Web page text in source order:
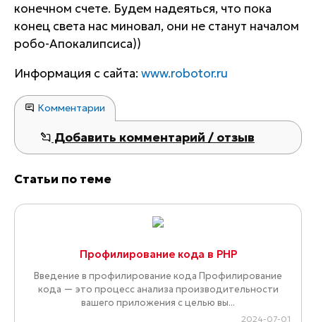
конечном счете. Будем надеяться, что пока
конец света нас миновал, они не станут началом
робо-Апокалипсиса))
Информация с сайта: www.robotor.ru
Комментарии
Добавить комментарий / отзыв
Статьи по теме
Профилирование кода в PHP
Введение в профилирование кода Профилирование
кода — это процесс анализа производительности
вашего приложения с целью вы...
2024-07-01